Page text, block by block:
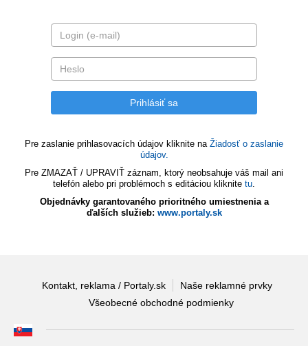
Pre zaslanie prihlasovacích údajov kliknite na Žiadosť o zaslanie
údajov.
Pre ZMAZAŤ / UPRAVIŤ záznam, ktorý neobsahuje váš mail ani
telefón alebo pri problémoch s editáciou kliknite tu.
Objednávky garantovaného prioritného umiestnenia a
ďalších služieb: www.portaly.sk
Kontakt, reklama / Portaly.sk
Naše reklamné prvky
Všeobecné obchodné podmienky